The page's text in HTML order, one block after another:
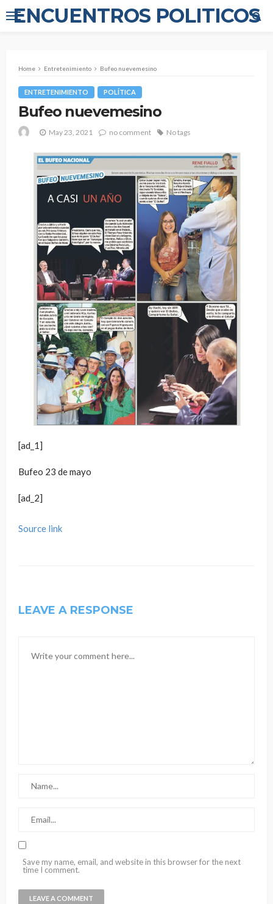
ENCUENTROS POLITICOS
Home Entretenimiento Bufeo nuevemesino
ENTRETENIMIENTO POLÍTICA
Bufeo nuevemesino
May 23, 2021 no comment No tags
[ad_1]
Bufeo 23 de mayo
[ad_2]
Source link
LEAVE A RESPONSE
Save my name, email, and website in this browser for the next
time I comment.